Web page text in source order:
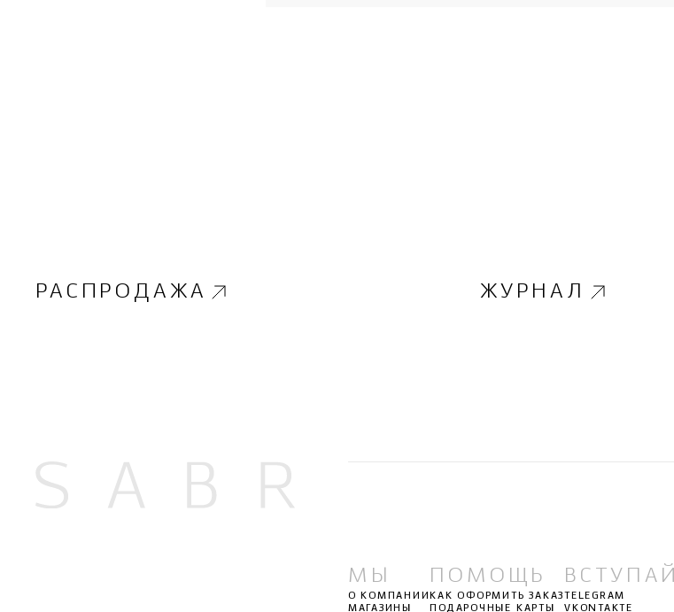
РАСПРОДАЖА ЖУРНАЛ
МЫ
О КОМПАНИИ
МАГАЗИНЫ
ПОМОЩЬ
КАК ОФОРМИТЬ ЗАКАЗ
ПОДАРОЧНЫЕ КАРТЫ
ВСТУПАЙ
TELEGRAM
VKONTAKTE